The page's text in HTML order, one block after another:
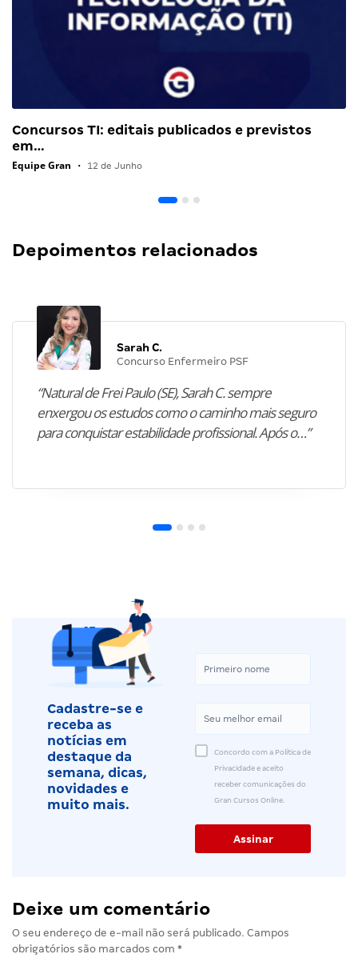
Concursos TI: editais publicados e previstos
em…
Equipe Gran • 12 de Junho
Depoimentos relacionados
Sarah C.
Concurso Enfermeiro PSF
“Natural de Frei Paulo (SE), Sarah C. sempre
enxergou os estudos como o caminho mais seguro
para conquistar estabilidade profissional. Após o…”
Cadastre-se e
receba as
notícias em
destaque da
semana, dicas,
novidades e
muito mais.
Concordo com a Política de
Privacidade e aceito
receber comunicações do
Gran Cursos Online.
Deixe um comentário
O seu endereço de e-mail não será publicado. Campos
obrigatórios são marcados com *